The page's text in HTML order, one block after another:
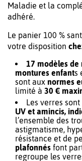
Maladie et la
adhéré.
Le panier 100 %
votre disposition
17 modèles
montures enfants
sont aux normes
limité à 30 €
Les verres sont
UV et amincis,
l’ensemble des
astigmatisme,
résistance et de
plafonnés font
regroupe les